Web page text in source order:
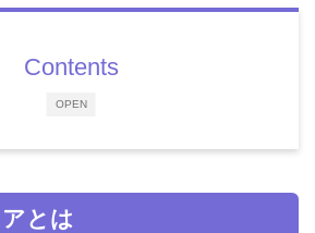
OPEN
Contents
とは